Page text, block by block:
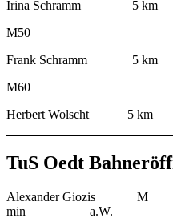
Irina Schramm 5
M50
Frank Schramm 5
M60
Herbert Wolscht 5
TuS Oedt
Alexander Giozis M
min a.W.